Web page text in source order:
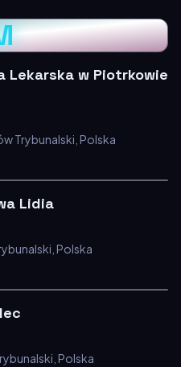
Lekarska w Piotrkowie
Trybunalski, Polska
Lidia
Polska
Polska